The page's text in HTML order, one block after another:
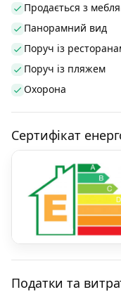
Продається з
Панорамний вид
Поруч із
Поруч із пляжем
Охорона
Сертифікат
Податки та